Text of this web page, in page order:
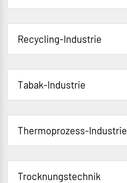
Recycling-Industrie
Tabak-Industrie
Thermoprozess-Industrie
Trocknungstechnik